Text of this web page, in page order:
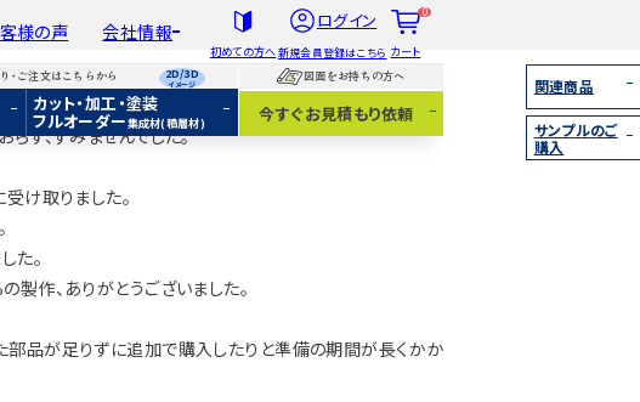
取扱木材と選び方
集成材（積層材）
て
作事例
・ラック
ー・天板
・机
オ関連
様の声 会社情報
会社概要
初めての方へ
ログイン
新規会員登録はこちら カート
0
・ご注文はこちらから
カット・加工・塗装
フルオーダー集成材(積層材)
2D/3D
イメージ
図面をお持ちの方へ
今すぐお見積もり依頼
関連商品
サンプルのご
購入
ず、すみませんでした。
け取りました。
た。
製作、ありがとうございました。
部品が足りずに追加で購入したりと準備の期間が長くかか